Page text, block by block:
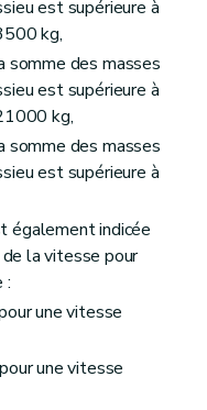
est supérieure à
kg,
somme des masses
est supérieure à
kg,
somme des masses
est supérieure à
également indicée
la vitesse pour
:
une vitesse
une vitesse